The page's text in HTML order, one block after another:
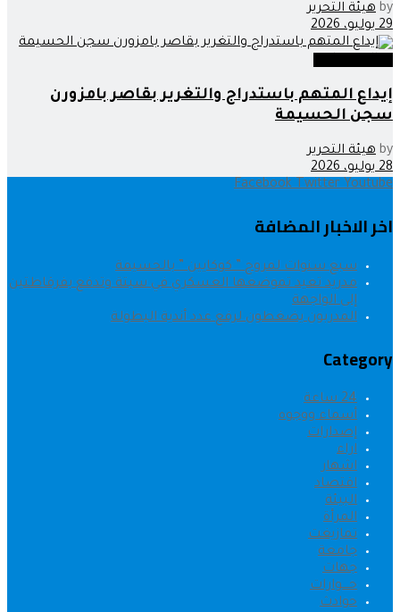
by هيئة التحرير
29 يوليو، 2026
إيداع المتهم باستدراج والتغرير بقاصر بامزورن
سجن الحسيمة
by هيئة التحرير
28 يوليو، 2026
Facebook Twitter Youtube
اخر الاخبار المضافة
سبع سنوات لمروج ” كوكايين ” بالحسيمة
مدريد تعيد تموضعها العسكري في سبتة وتدفع بفرقاطتين
إلى الواجهة
المدربون يضغطون لرفع عدد أندية البطولة
Category
24 ساعة
أسماء ووجوه
إصدارات
اراء
اشهار
اقتصاد
البيئة
المرأة
تمازيغت
جامعة
جهات
حــــوارات
حوادث